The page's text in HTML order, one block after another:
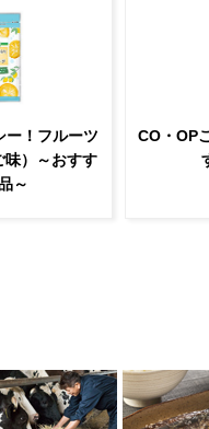
ー！フルーツ
味）～おすす
～
CO・OP